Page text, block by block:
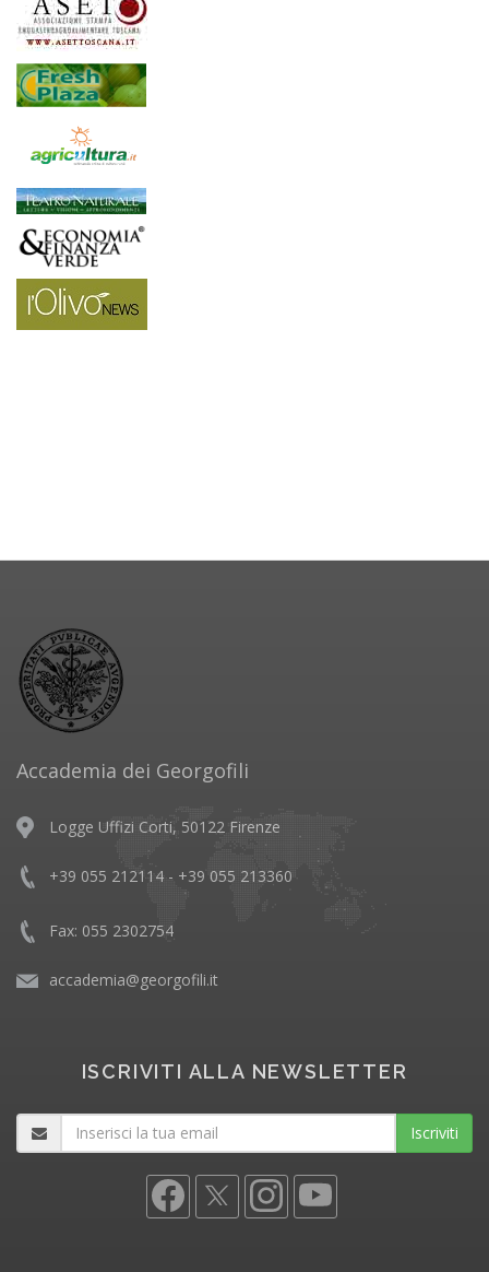
Accademia dei Georgofili
Logge Uffizi Corti, 50122 Firenze
+39 055 212114 - +39 055 213360
Fax: 055 2302754
accademia@georgofili.it
ISCRIVITI ALLA NEWSLETTER
Iscriviti